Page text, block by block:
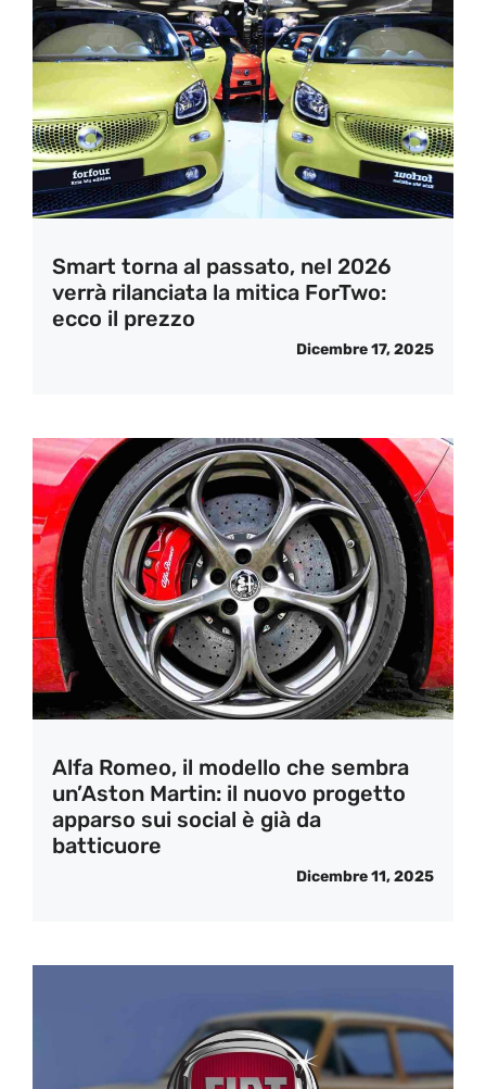
Smart torna al passato, nel 2026
verrà rilanciata la mitica ForTwo:
ecco il prezzo
Dicembre 17, 2025
Alfa Romeo, il modello che sembra
un’Aston Martin: il nuovo progetto
apparso sui social è già da
batticuore
Dicembre 11, 2025